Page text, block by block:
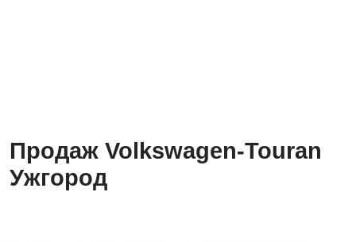
Продаж Volkswagen-Touran
Ужгород